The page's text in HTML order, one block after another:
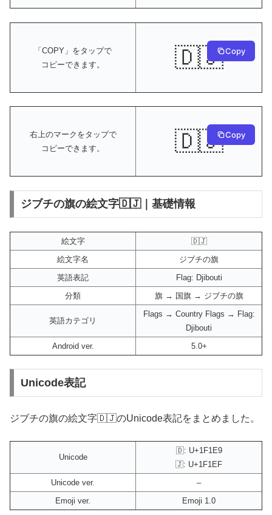
「COPY」をタップで
コピーできます。
🇩🇯 Copy
右上のマークをタップで
コピーできます。
🇩🇯 Copy
ジブチの旗の絵文字🇩🇯｜基礎情報
絵文字
🇩🇯
絵文字名
ジブチの旗
英語表記
Flag: Djibouti
分類
旗 → 国旗 → ジブチの旗
英語カテゴリ
Flags → Country Flags → Flag:
Djibouti
Android ver.
5.0+
Unicode表記
ジブチの旗の絵文字🇩🇯のUnicode表記をまとめました。
Unicode
🇩: U+1F1E9
🇯: U+1F1EF
Unicode ver.
–
Emoji ver.
Emoji 1.0